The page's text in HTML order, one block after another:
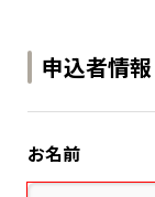
申込者情報
お名前